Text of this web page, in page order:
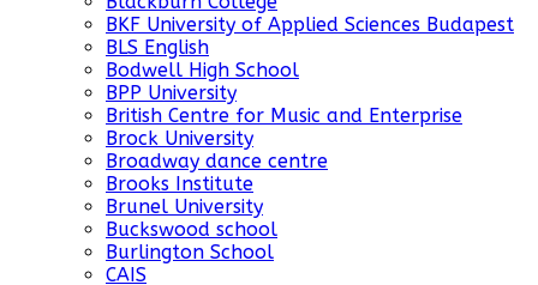
BKF University of Applied Sciences Budapest
BLS English
Bodwell High School
BPP University
British Centre for Music and Enterprise
Brock University
Broadway dance centre
Brooks Institute
Brunel University
Buckswood school
Burlington School
CAIS